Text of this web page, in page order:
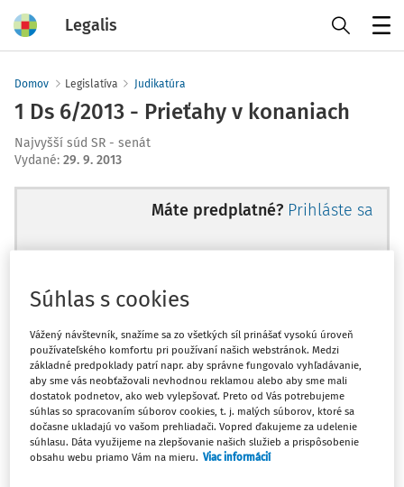
Legalis
Domov Legislatíva Judikatúra
1 Ds 6/2013 - Prieťahy v konaniach
Najvyšší súd SR - senát
Vydané: 29. 9. 2013
Máte predplatné? Prihláste sa
Ups, zatiaľ ste si prečítali len
začiatok...
Celý odborný obsah z tejto oblasti je
dostupný predplatiteľom portálu.
Súhlas s cookies
Vážený návštevník, snažíme sa zo všetkých síl prinášať vysokú úroveň
používateľského komfortu pri používaní našich webstránok. Medzi
základné predpoklady patrí napr. aby správne fungovalo vyhľadávanie,
aby sme vás neobťažovali nevhodnou reklamou alebo aby sme mali
dostatok podnetov, ako web vylepšovať. Preto od Vás potrebujeme
súhlas so spracovaním súborov cookies, t. j. malých súborov, ktoré sa
dočasne ukladajú vo vašom prehliadači. Vopred ďakujeme za udelenie
súhlasu. Dáta využijeme na zlepšovanie našich služieb a prispôsobenie
obsahu webu priamo Vám na mieru. Viac informácií